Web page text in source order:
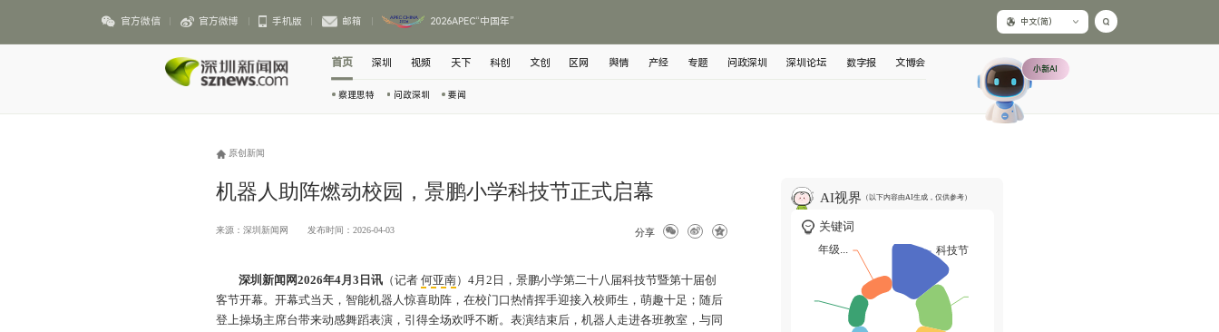
官方微信 官方微博 手机版 邮箱 2026APEC“中国年” 中文(简)
首页
察理思特 问政深圳 要闻
深圳 视频 天下 科创 文创 区网 舆情 产经 专题 问政深圳 深圳论坛 数字报 文博会 小新AI
原创新闻
机器人助阵燃动校园，景鹏小学科技节正式启幕
来源：深圳新闻网 发布时间：2026-04-03 分享
深圳新闻网2026年4月3日讯 （记者何亚南）4月2日，景鹏小学第二十八届科技节暨第十届创
客节开幕。开幕式当天，智能机器人惊喜助阵，在校门口热情挥手迎接入校师生，萌趣十足；随后
登上操场主席台带来动感舞蹈表演，引得全场欢呼不断。表演结束后，机器人走进各班教室，与同
AI视界 （以下内容由AI生成，仅供参考）
关键词